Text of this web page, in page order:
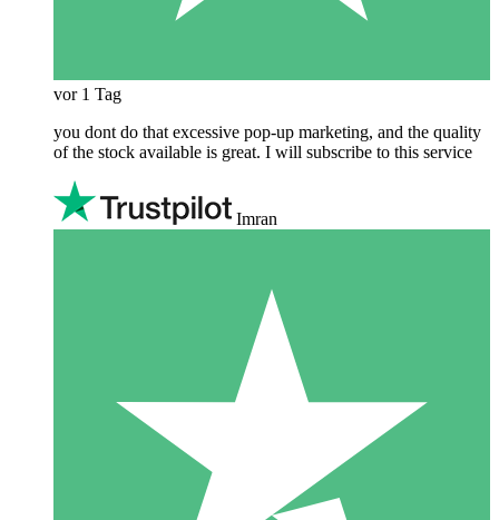
vor 1 Tag
you dont do that excessive pop-up marketing, and the quality
of the stock available is great. I will subscribe to this service
Imran